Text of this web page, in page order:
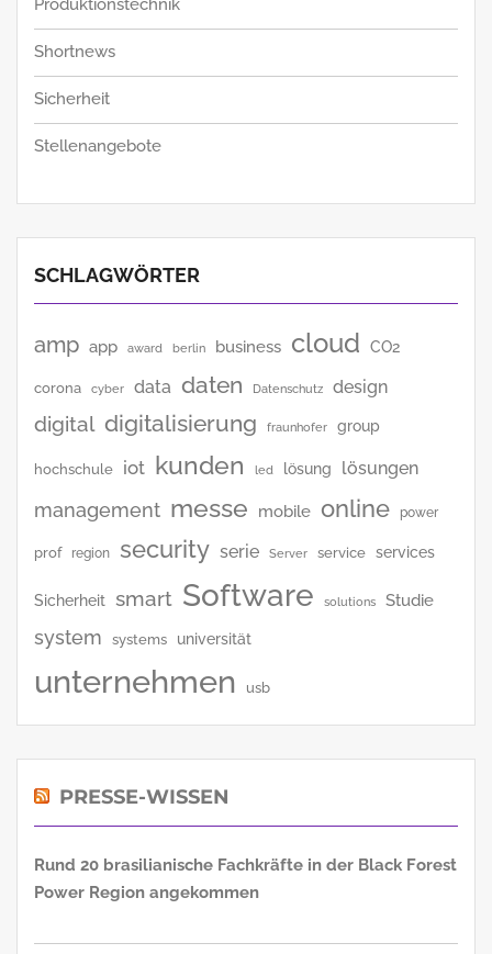
Produktionstechnik
Shortnews
Sicherheit
Stellenangebote
SCHLAGWÖRTER
amp app award berlin business cloud CO2
corona cyber data daten Datenschutz design
digital digitalisierung fraunhofer group
hochschule iot kunden led lösung lösungen
management messe mobile online power
prof region security serie Server service services
Sicherheit smart Software solutions Studie
system systems universität
unternehmen usb
PRESSE-WISSEN
Rund 20 brasilianische Fachkräfte in der Black Forest
Power Region angekommen